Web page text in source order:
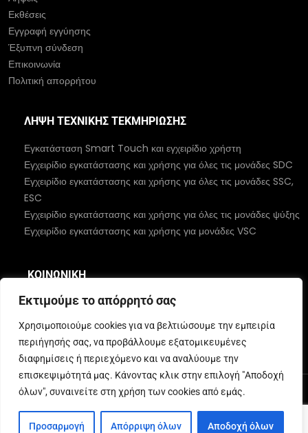
Εκτιμούμε το απόρρητό σας
Χρησιμοποιούμε cookies για να βελτιώσουμε την εμπειρία
περιήγησής σας, να προβάλλουμε εξατομικευμένες
διαφημίσεις ή περιεχόμενο και να αναλύουμε την
επισκεψιμότητά μας. Κάνοντας κλικ στην επιλογή "Αποδοχή
όλων", συναινείτε στη χρήση των cookies από εμάς.
Προσαρμογή Απόρριψη όλων Αποδοχή όλων
Εκθέσεις
Εγγραφή εγγύησης
Έξυπνη σύνδεση
Επικοινωνία
Πολιτική απορρήτου
ΛΉΨΗ ΤΕΧΝΙΚΉΣ ΤΕΚΜΗΡΊΩΣΗΣ
Εγκατάσταση Smart Touch και εγχειρίδιο χρήστη
Εγχειρίδιο εγκατάστασης και χρήσης για όλες τις μονάδες SDC
Εγχειρίδιο εγκατάστασης και χρήσης για όλες τις μονάδες SSC,
ESC
Εγχειρίδιο εγκατάστασης και χρήσης για όλες τις μονάδες ψύξης
Εγχειρίδιο εγκατάστασης και χρήσης για μονάδες VSC
ΚΟΙΝΩΝΙΚΉ
© 2026 MBC Marine. Όλα τα δικαιώματα διατηρούνται